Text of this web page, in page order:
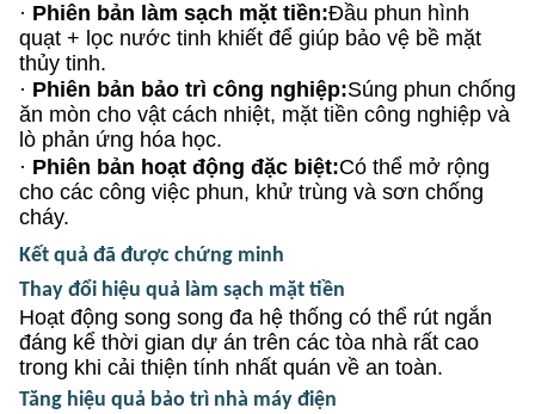
· Phiên bản làm sạch mặt tiền:Đầu phun hình
quạt + lọc nước tinh khiết để giúp bảo vệ bề mặt
thủy tinh.
· Phiên bản bảo trì công nghiệp:Súng phun chống
ăn mòn cho vật cách nhiệt, mặt tiền công nghiệp và
lò phản ứng hóa học.
· Phiên bản hoạt động đặc biệt:Có thể mở rộng
cho các công việc phun, khử trùng và sơn chống
cháy.
Kết quả đã được chứng minh
Thay đổi hiệu quả làm sạch mặt tiền
Hoạt động song song đa hệ thống có thể rút ngắn
đáng kể thời gian dự án trên các tòa nhà rất cao
trong khi cải thiện tính nhất quán về an toàn.
Tăng hiệu quả bảo trì nhà máy điện